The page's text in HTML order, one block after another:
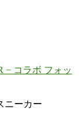
− コラボ フォッ
ニーカー